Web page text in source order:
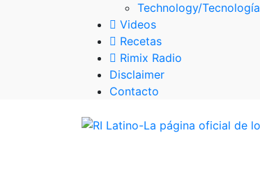
Technology/Tecnología
Videos
Recetas
Rimix Radio
Disclaimer
Contacto